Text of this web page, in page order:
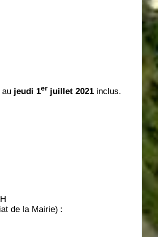
au jeudi 1er juillet 2021 inclus.
de la Mairie) :